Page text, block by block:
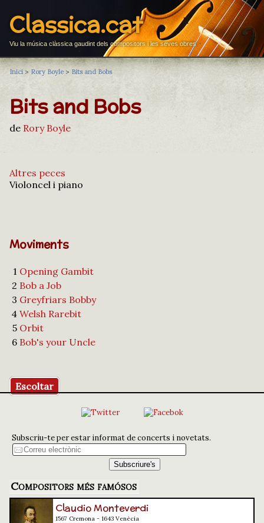
Classica.cat
Viu la música clàssica gaudint dels compositors i les seves obres
Inici > Rory Boyle> Bits and Bobs
Bits and Bobs
de Rory Boyle
Altres peces
Violoncel i piano
Moviments
1 Opening Gambit
2 Bob a Job
3 Greyfriars Bobby
4 Welsh Rarebit
5 Orbit
6 Bob's your Uncle
Escoltar
Subscriu-te per estar informat de concerts i novetats.
Compositors més famósos
Claudio Monteverdi
1567 Cremona - 1643 Venècia